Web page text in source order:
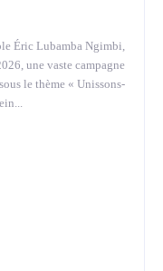
Éric Lubamba Ngimbi,
une vaste campagne
le thème « Unissons-